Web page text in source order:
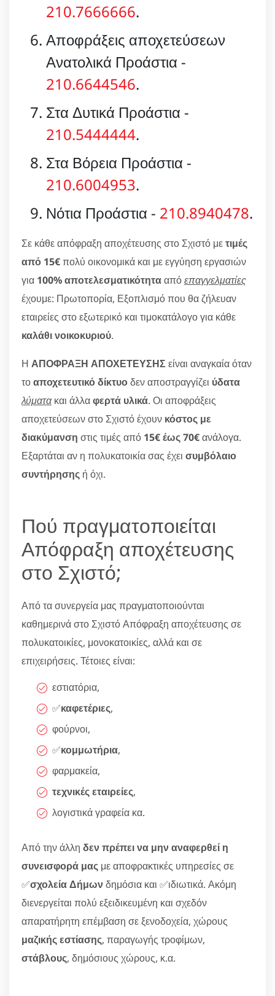
210.7666666.
Αποφράξεις αποχετεύσεων
Ανατολικά Προάστια -
210.6644546.
Στα Δυτικά Προάστια -
210.5444444.
Στα Βόρεια Προάστια -
210.6004953.
Νότια Προάστια - 210.8940478.
Σε κάθε απόφραξη αποχέτευσης στο Σχιστό μετιμές
από 15€πολύ οικονομικά και με εγγύηση εργασιών
για 100% αποτελεσματικότητααπόεπαγγελματίες
έχουμε: Πρωτοπορία, Εξοπλισμό που θα ζήλευαν
εταιρείες στο εξωτερικό και τιμοκατάλογο για κάθε
καλάθι νοικοκυριού.
Η ΑΠΟΦΡΑΞΗ ΑΠΟΧΕΤΕΥΣΗΣ είναι αναγκαία όταν
τοαποχετευτικό δίκτυοδεν αποστραγγίζει ύδατα
λύματακαι άλλαφερτά υλικά. Οι αποφράξεις
αποχετεύσεων στο Σχιστό έχουν κόστος με
διακύμανση στις τιμές από 15€ έως 70€ανάλογα.
Εξαρτάται αν η πολυκατοικία σας έχει συμβόλαιο
συντήρησης ή όχι.
Πού πραγματοποιείται
Απόφραξη αποχέτευσης
στο Σχιστό;
Από τα συνεργεία μας πραγματοποιούνται
καθημερινά στο Σχιστό Απόφραξη αποχέτευσης σε
πολυκατοικίες, μονοκατοικίες, αλλά και σε
επιχειρήσεις. Τέτοιες είναι:
εστιατόρια,
✅καφετέριες,
φούρνοι,
✅κομμωτήρια,
φαρμακεία,
τεχνικές εταιρείες,
λογιστικά γραφεία κα.
Από την άλλη δεν πρέπει να μην αναφερθεί η
συνεισφορά μας με αποφρακτικές υπηρεσίες σε
✅σχολεία Δήμωνδημόσια και ✅ιδιωτικά. Ακόμη
διενεργείται πολύ εξειδικευμένη και σχεδόν
απαρατήρητη επέμβαση σε ξενοδοχεία, χώρους
μαζικής εστίασης, παραγωγής τροφίμων,
στάβλους, δημόσιους χώρους, κ.α.